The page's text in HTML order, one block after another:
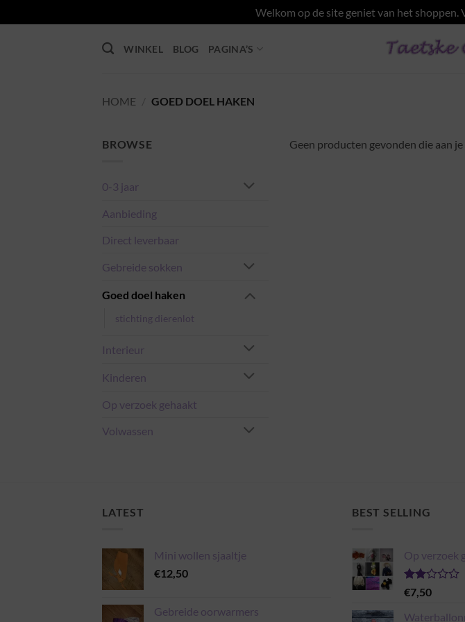
Welkom op de site geniet van het shoppen.
WINKEL BLOG PAGINA’S
HOME GOED DOEL HAKEN
BROWSE
0-3 jaar
Aanbieding
Direct leverbaar
Gebreide sokken
Goed doel haken
stichting dierenlot
Interieur
Kinderen
Op verzoek gehaakt
Volwassen
Geen producten gevonden die aan
LATEST
Mini wollen sjaaltje
€12,50
Gebreide oorwarmers
BEST SELLING
Op verzoek
Gewaardeerd
2.00
uit 5
€7,50